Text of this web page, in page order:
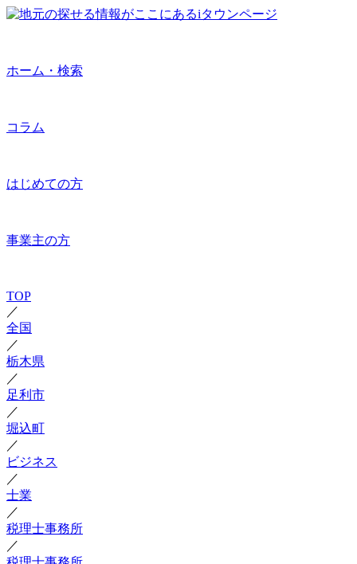
ホーム・検索
コラム
はじめての方
事業主の方
TOP
／
全国
／
栃木県
／
足利市
／
堀込町
／
ビジネス
／
士業
／
税理士事務所
／